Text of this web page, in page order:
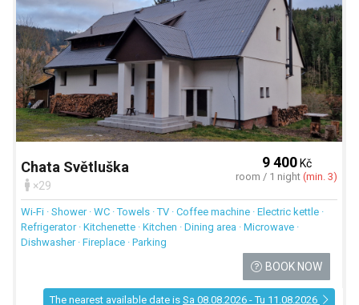
Chata Světluška
×29
9 400Kč
room / 1 night(min. 3)
Wi-Fi · Shower · WC · Towels · TV · Coffee machine · Electric kettle ·
Refrigerator · Kitchenette · Kitchen · Dining area · Microwave ·
Dishwasher · Fireplace · Parking
BOOK NOW
The nearest available date is Sa 08.08.2026 - Tu 11.08.2026